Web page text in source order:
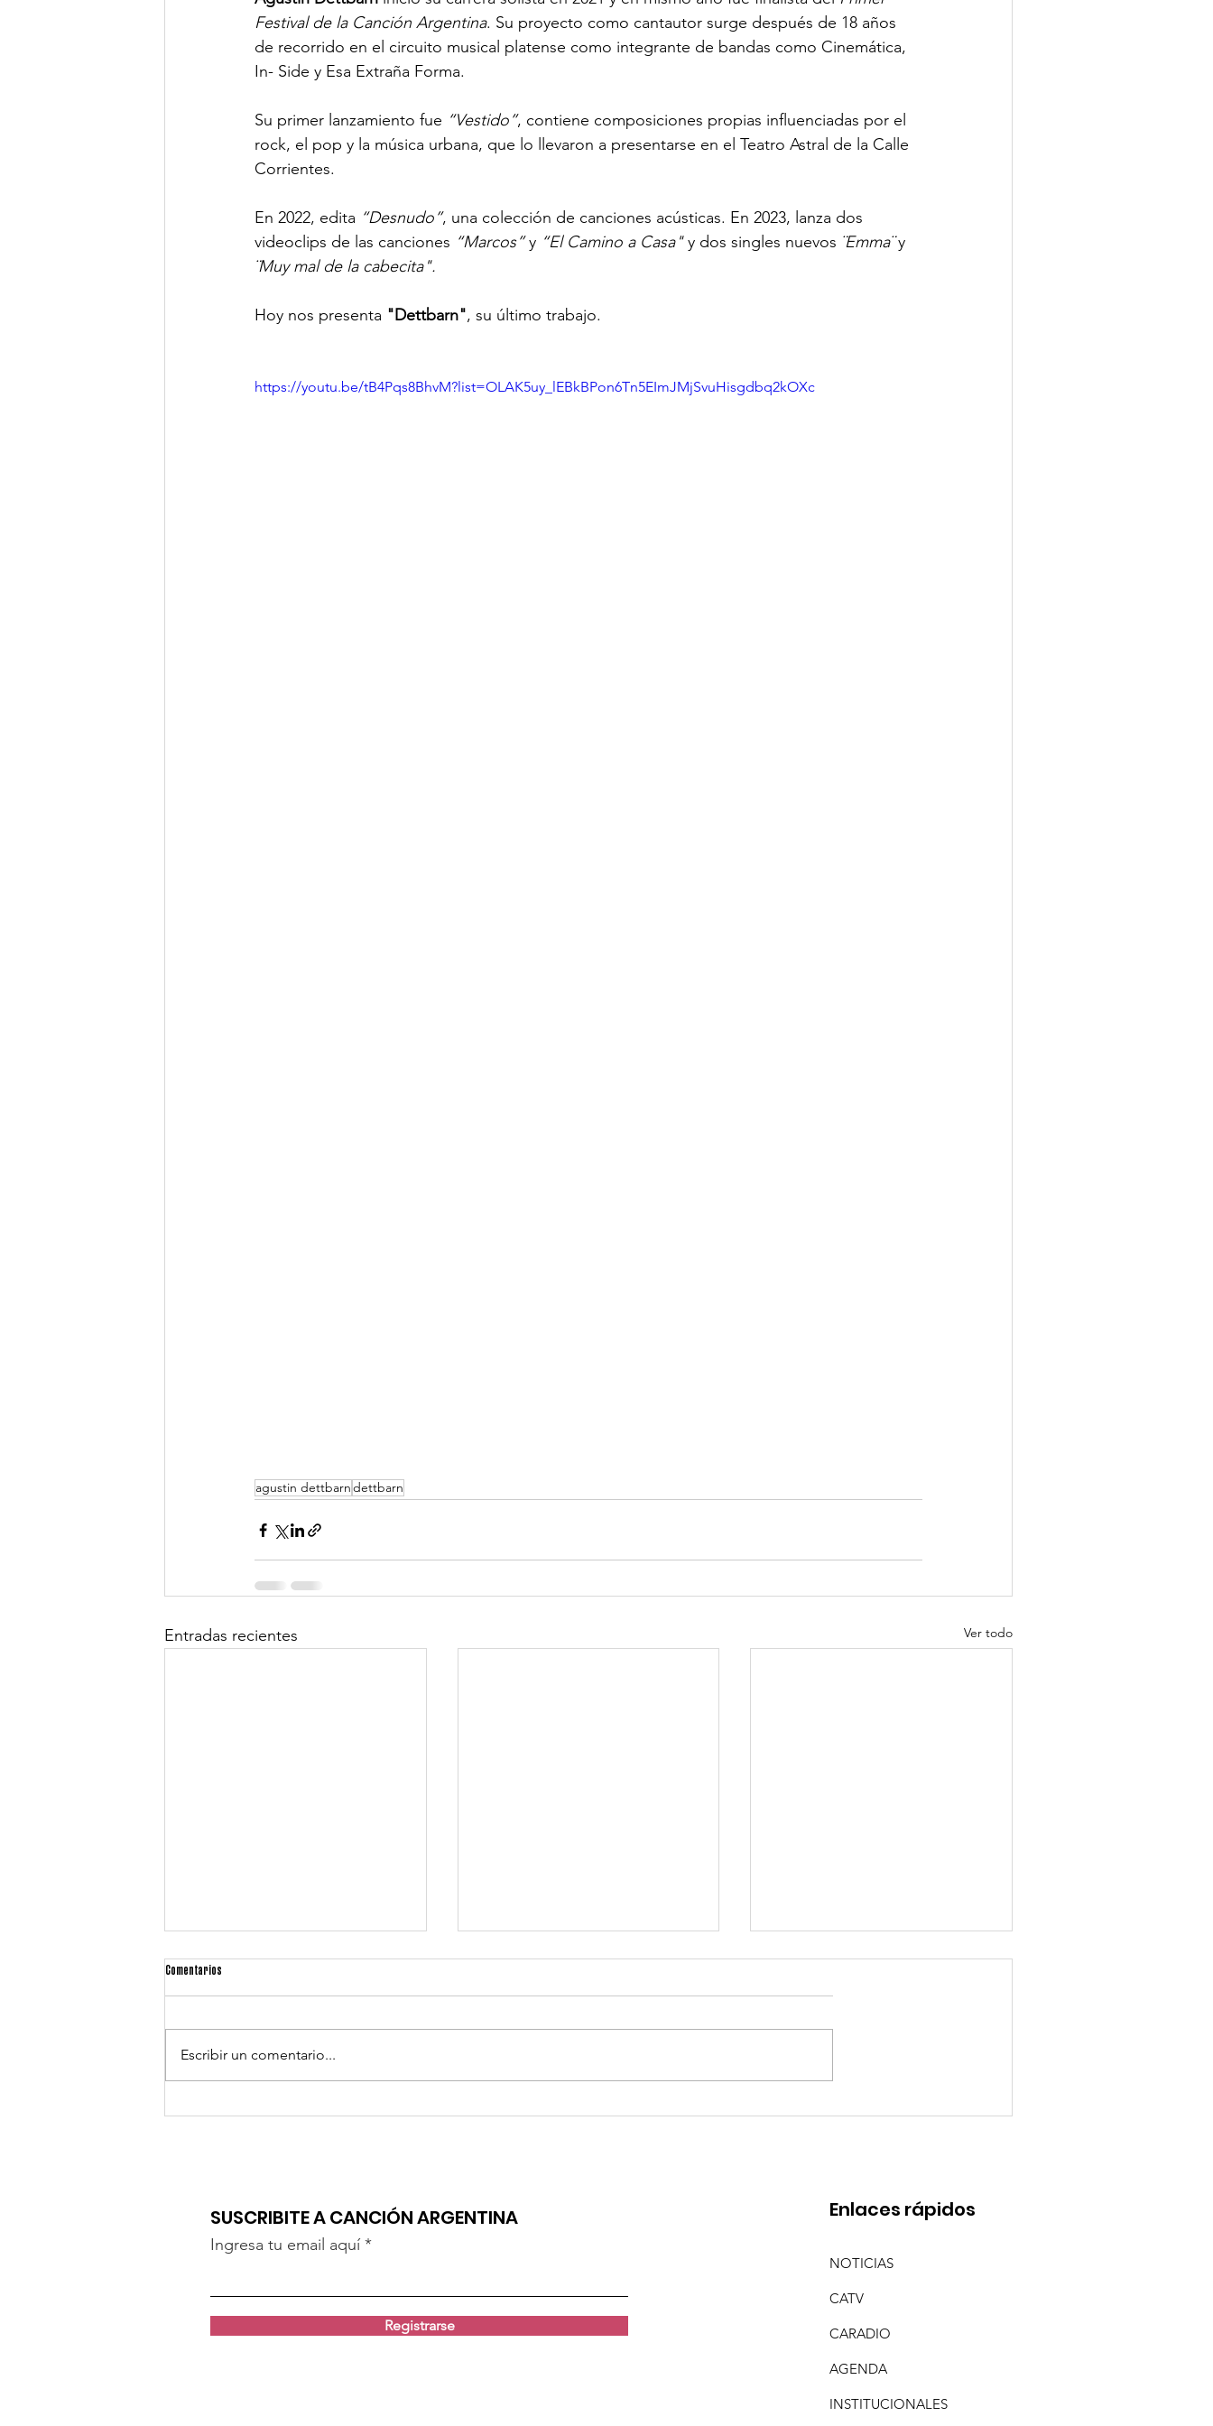
Festival de la Canción Argentina. Su proyecto como cantautor surge después de 18 años
de recorrido en el circuito musical platense como integrante de bandas como Cinemática,
In- Side y Esa Extraña Forma.
Su primer lanzamiento fue “Vestido”, contiene composiciones propias influenciadas por el
rock, el pop y la música urbana, que lo llevaron a presentarse en el Teatro Astral de la Calle
Corrientes.
En 2022, edita “Desnudo”, una colección de canciones acústicas. En 2023, lanza dos
videoclips de las canciones “Marcos” y “El Camino a Casa" y dos singles nuevos ¨Emma¨ y
¨Muy mal de la cabecita".
Hoy nos presenta "Dettbarn", su último trabajo.
https://youtu.be/tB4Pqs8BhvM?list=OLAK5uy_lEBkBPon6Tn5EImJMjSvuHisgdbq2kOXc
agustin dettbarndettbarn
Entradas recientes Ver todo
Comentarios
Escribir un comentario...
SUSCRIBITE A CANCIÓN ARGENTINA
Ingresa tu email aquí
Registrarse
Enlaces rápidos
NOTICIAS
CATV
CARADIO
AGENDA
INSTITUCIONALES